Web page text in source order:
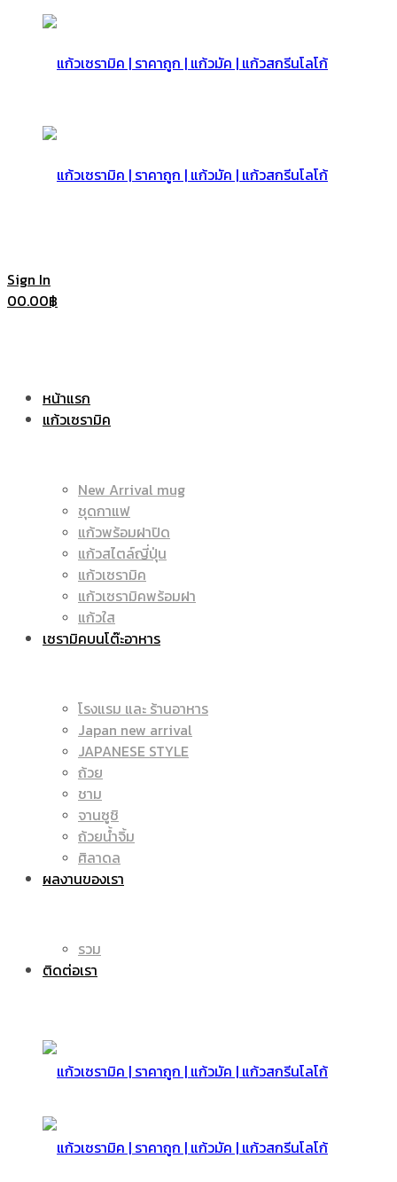
|
แก้ว
แก้ว
สกรีน
ราคา
แก้ว
|
แก้ว
Sign In
00.00฿
หน้าแรก
แก้วเซรามิค
New Arrival mug
ชุดกาแฟ
แก้วพร้อมฝาปิด
แก้วสไตล์ญี่ปุ่น
แก้วเซรามิค
แก้วเซรามิคพร้อมฝา
แก้วใส
เซรามิคบนโต๊ะอาหาร
โรงแรม และ ร้านอาหาร
Japan new arrival
JAPANESE STYLE
ถ้วย
ชาม
จานซูชิ
ถ้วยน้ำจิ้ม
ศิลาดล
ผลงานของเรา
รวม
ติดต่อเรา